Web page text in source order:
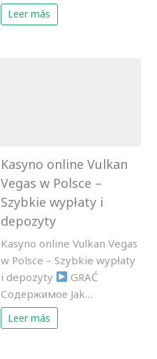
Leer más
Kasyno online Vulkan
Vegas w Polsce –
Szybkie wypłaty i
depozyty
Kasyno online Vulkan Vegas
w Polsce – Szybkie wypłaty
i depozyty
GRAĆ
Содержимое Jak…
Leer más